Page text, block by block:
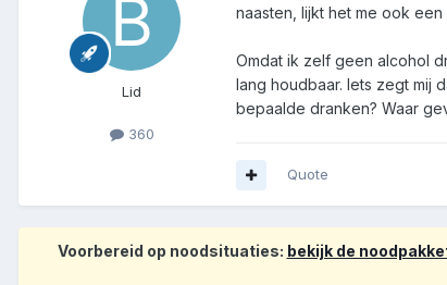
Lid
360
naasten, lijkt het me ook
Omdat ik zelf geen alcohol
lang houdbaar. Iets zegt mij
bepaalde dranken? Waar
Quote
Voorbereid op noodsituaties: bekijk de